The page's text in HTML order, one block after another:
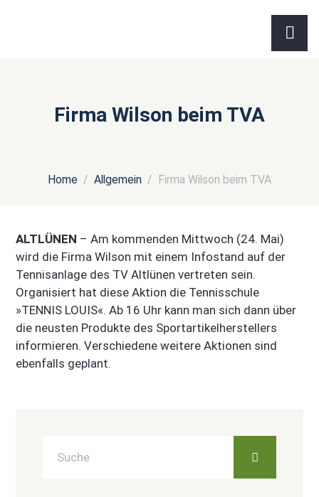
Firma Wilson beim TVA
Home Allgemein Firma Wilson beim TVA
ALTLÜNEN – Am kommenden Mittwoch (24. Mai)
wird die Firma Wilson mit einem Infostand auf der
Tennisanlage des TV Altlünen vertreten sein.
Organisiert hat diese Aktion die Tennisschule
»TENNIS LOUIS«. Ab 16 Uhr kann man sich dann über
die neusten Produkte des Sportartikelherstellers
informieren. Verschiedene weitere Aktionen sind
ebenfalls geplant.